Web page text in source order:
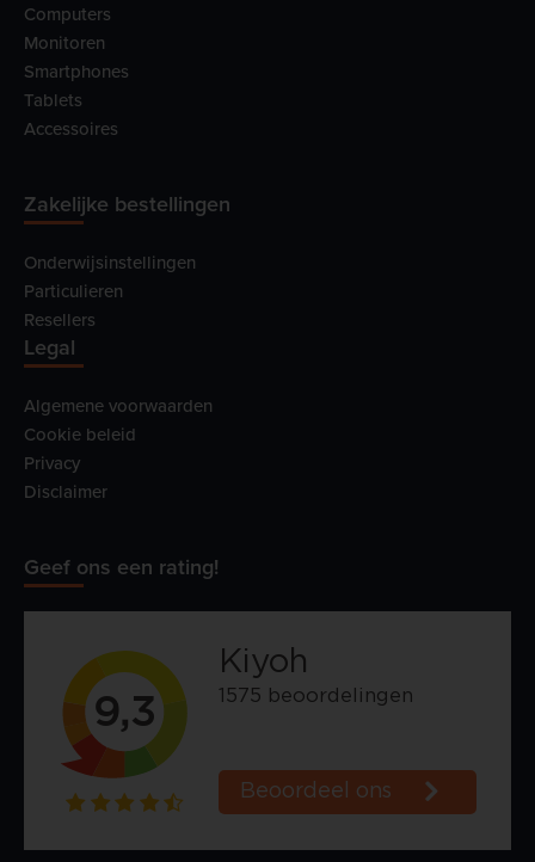
Computers
Monitoren
Smartphones
Tablets
Accessoires
Zakelijke bestellingen
Onderwijsinstellingen
Particulieren
Resellers
Legal
Algemene voorwaarden
Cookie beleid
Privacy
Disclaimer
Geef ons een rating!